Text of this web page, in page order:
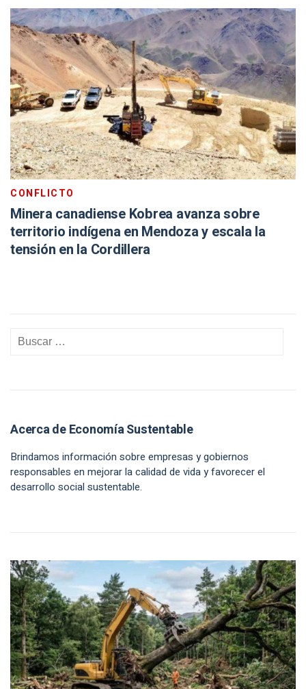
CONFLICTO
Minera canadiense Kobrea avanza sobre
territorio indígena en Mendoza y escala la
tensión en la Cordillera
Acerca de Economía Sustentable
Brindamos información sobre empresas y gobiernos
responsables en mejorar la calidad de vida y favorecer el
desarrollo social sustentable.